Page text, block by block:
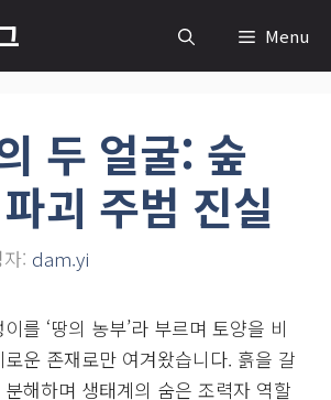
Menu
두 얼굴: 숲
괴 주범 진실
: dam.yi
를 ‘땅의 농부’라 부르며 토양을 비
운 존재로만 여겨왔습니다. 흙을 갈
해하며 생태계의 숨은 조력자 역할